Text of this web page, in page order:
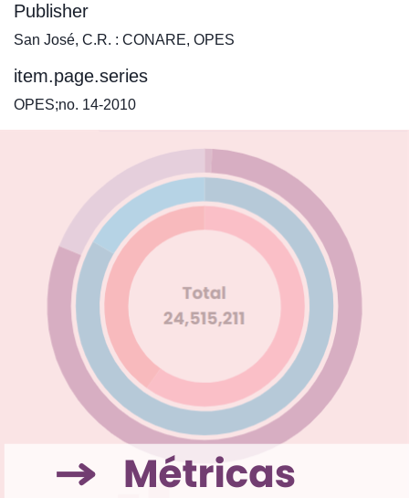
Publisher
San José, C.R. : CONARE, OPES
item.page.series
OPES;no. 14-2010